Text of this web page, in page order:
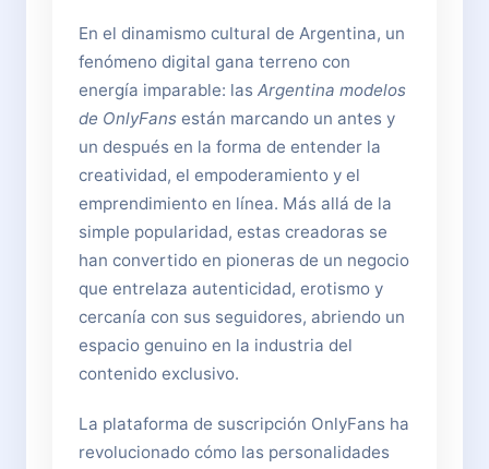
En el dinamismo cultural de Argentina, un
fenómeno digital gana terreno con
energía imparable: las Argentina modelos
de OnlyFans están marcando un antes y
un después en la forma de entender la
creatividad, el empoderamiento y el
emprendimiento en línea. Más allá de la
simple popularidad, estas creadoras se
han convertido en pioneras de un negocio
que entrelaza autenticidad, erotismo y
cercanía con sus seguidores, abriendo un
espacio genuino en la industria del
contenido exclusivo.
La plataforma de suscripción OnlyFans ha
revolucionado cómo las personalidades